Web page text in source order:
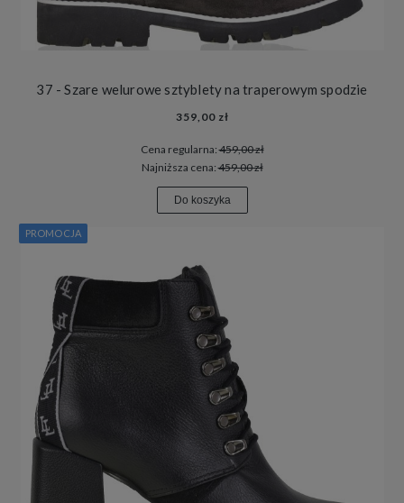
37 - Szare welurowe sztyblety na traperowym spodzie
359,00 zł
Cena regularna:459,00 zł
Najniższa cena:459,00 zł
Do koszyka
PROMOCJA